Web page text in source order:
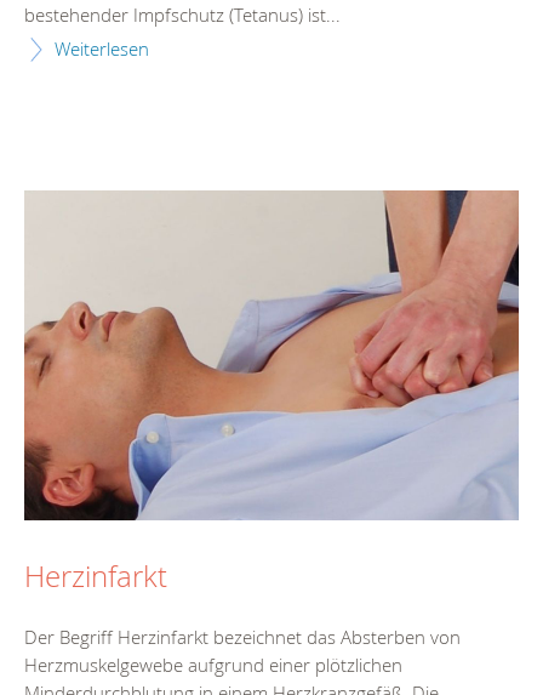
bestehender Impfschutz (Tetanus) ist...
Weiterlesen
Herzinfarkt
Der Begriff Herzinfarkt bezeichnet das Absterben von
Herzmuskelgewebe aufgrund einer plötzlichen